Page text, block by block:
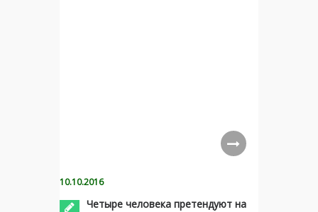
10.10.2016
Четыре человека претендуют на